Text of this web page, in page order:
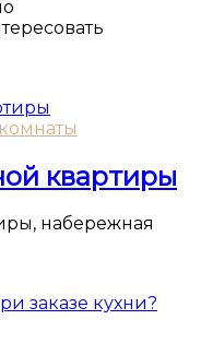
квартиры
набережная